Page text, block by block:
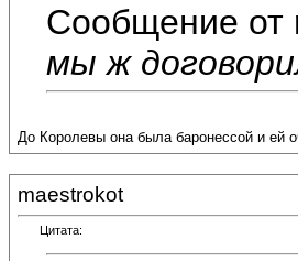
Сообщение от
мы ж
До Королевы она была баронессой и ей
maestrokot
Цитата: